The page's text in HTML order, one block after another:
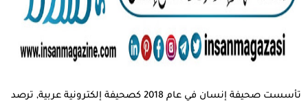
تأسست صحيفة إنسان في عام 2018 كصحيفة إلكترونية عربية, ترصد